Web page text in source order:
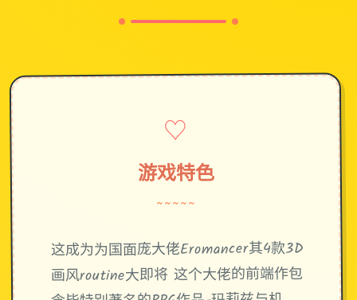
♡
游戏特色
~~~~~
这成为为国面庞大佬Eromancer其4款3D
画风routine大即将 这个大佬的前端作包